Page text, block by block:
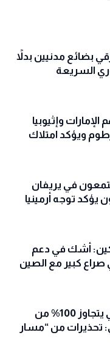
بضائع مدنيين بدلاً
السريعة
وإثيوبيا
ويؤكد امتلاك
في يريفان
يؤكد توجه أرمينيا
أشك في دعم
صراع كبير مع الصين
الدين الوطني الأمريكي يتجاوز 100% من
تحذيرات من “مسار